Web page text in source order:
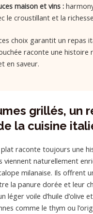
maison et vins :
le croustillant et la
choix garantit un repas
raconte une histoire
en saveur.
grillés, un
la cuisine
plat raconte toujours une
viennent naturellement
milanaise. Ils offrent
la panure dorée et leur
léger voile d’huile d’olive
comme le thym ou